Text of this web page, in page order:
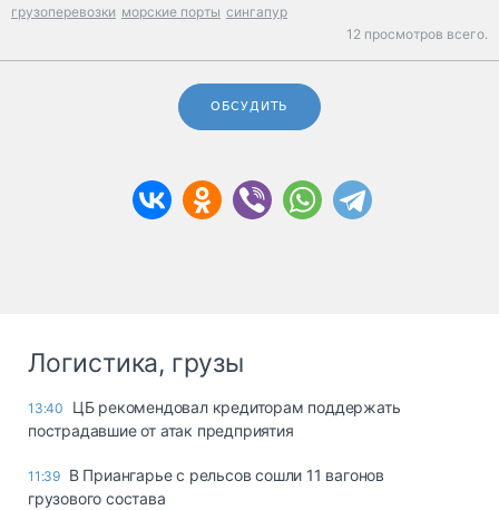
грузоперевозки морские порты сингапур
12 просмотров всего.
ОБСУДИТЬ
Логистика, грузы
13:40
ЦБ рекомендовал кредиторам поддержать
пострадавшие от атак предприятия
11:39 В Приангарье с рельсов сошли 11 вагонов
грузового состава